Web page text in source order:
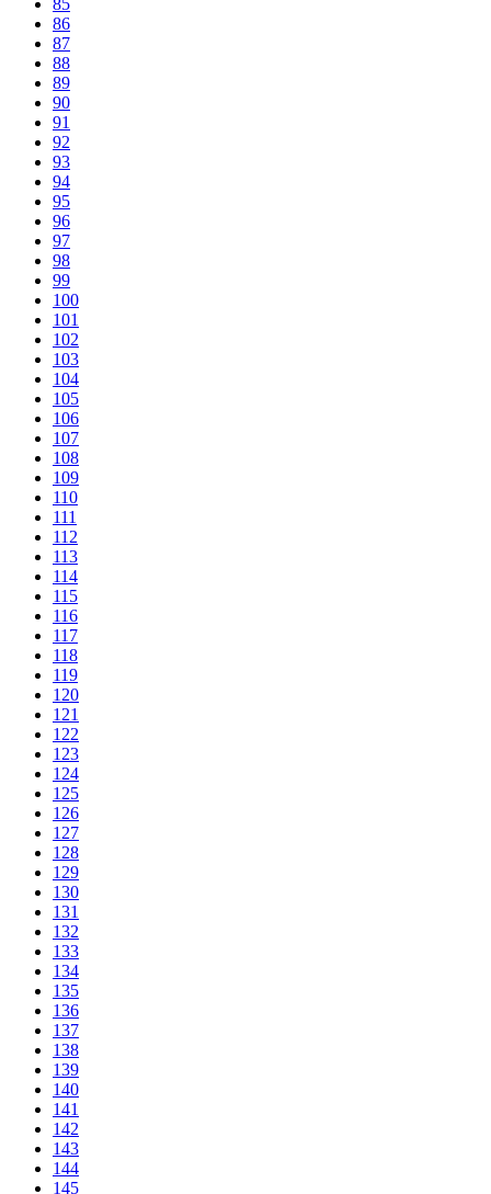
86
87
88
89
90
91
92
93
94
95
96
97
98
99
100
101
102
103
104
105
106
107
108
109
110
111
112
113
114
115
116
117
118
119
120
121
122
123
124
125
126
127
128
129
130
131
132
133
134
135
136
137
138
139
140
141
142
143
144
145